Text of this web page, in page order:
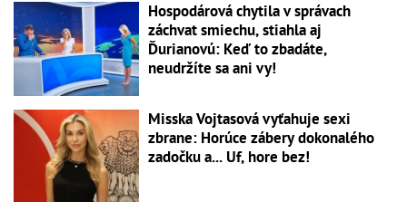
Hospodárová chytila v správach
záchvat smiechu, stiahla aj
Ďurianovú: Keď to zbadáte,
neudržíte sa ani vy!
Misska Vojtasová vyťahuje sexi
zbrane: Horúce zábery dokonalého
zadočku a... Uf, hore bez!